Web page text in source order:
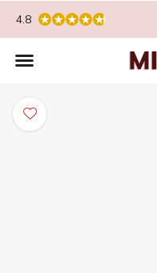
4.8